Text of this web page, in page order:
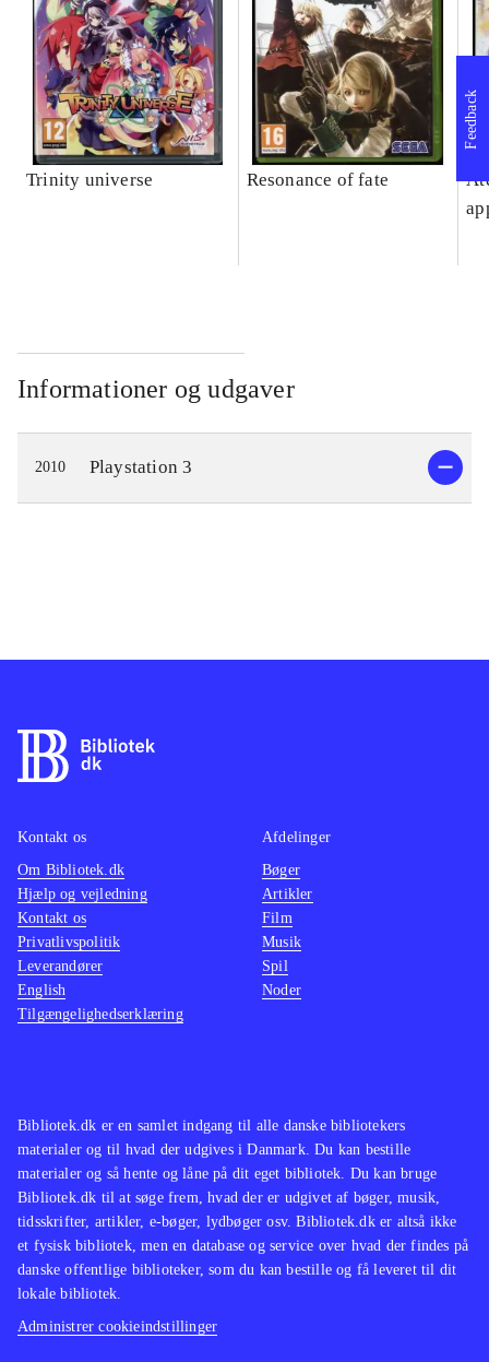
Trinity universe Resonance of fate
Informationer og udgaver
2010 Playstation 3
Feedback
Bibliotek.dk er en samlet indgang til alle danske bibliotekers
materialer og til hvad der udgives i Danmark. Du kan bestille
materialer og så hente og låne på dit eget bibliotek. Du kan bruge
Bibliotek.dk til at søge frem, hvad der er udgivet af bøger, musik,
tidsskrifter, artikler, e-bøger, lydbøger osv. Bibliotek.dk er altså ikke
et fysisk bibliotek, men en database og service over hvad der findes på
danske offentlige biblioteker, som du kan bestille og få leveret til dit
lokale bibliotek.
Administrer cookieindstillinger
Kontakt os
Om Bibliotek.dk
Hjælp og vejledning
Kontakt os
Privatlivspolitik
Leverandører
English
Tilgængelighedserklæring
Afdelinger
Bøger
Artikler
Film
Musik
Spil
Noder